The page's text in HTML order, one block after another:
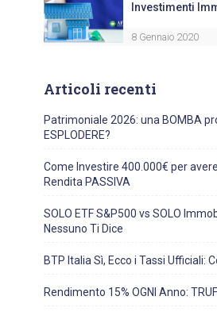
Investimenti
8 Gennaio 2020
Articoli recenti
Patrimoniale 2026: una BOMBA
ESPLODERE?
Come Investire 400.000€ per
Rendita PASSIVA
SOLO ETF S&P500 vs SOLO
Nessuno Ti Dice
BTP Italia Sì, Ecco i Tassi Ufficiali:
Rendimento 15% OGNI Anno: